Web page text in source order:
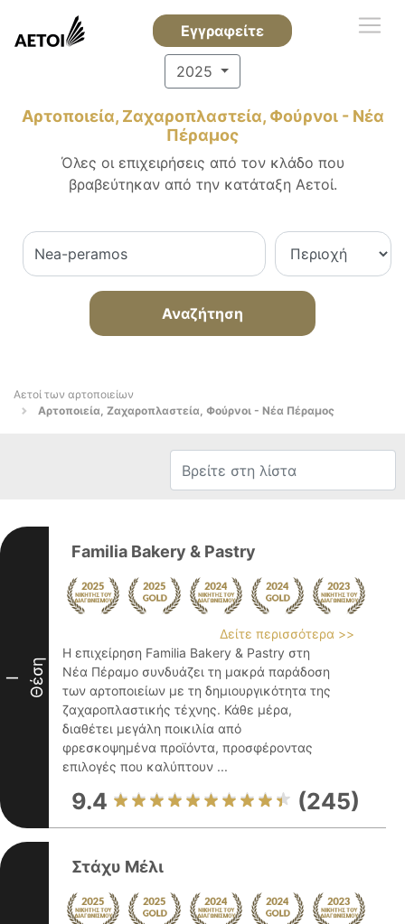
Εγγραφείτε
2025
Αρτοποιεία, Ζαχαροπλαστεία, Φούρνοι - Νέα
Πέραμος
Όλες οι επιχειρήσεις από τον κλάδο που
βραβεύτηκαν από την κατάταξη Αετοί.
Αναζήτηση
Αετοί των αρτοποιείων
Αρτοποιεία, Ζαχαροπλαστεία, Φούρνοι - Νέα Πέραμος
I Θέση
Familia Bakery & Pastry
Δείτε περισσότερα >>
Η επιχείρηση Familia Bakery & Pastry στη
Νέα Πέραμο συνδυάζει τη μακρά παράδοση
των αρτοποιείων με τη δημιουργικότητα της
ζαχαροπλαστικής τέχνης. Κάθε μέρα,
διαθέτει μεγάλη ποικιλία από
φρεσκοψημένα προϊόντα, προσφέροντας
επιλογές που καλύπτουν ...
9.4 (245)
Στάχυ Μέλι